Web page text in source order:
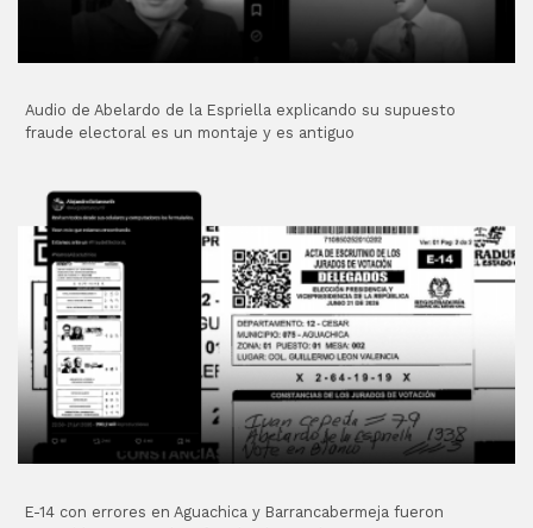
Audio de Abelardo de la Espriella explicando su supuesto
fraude electoral es un montaje y es antiguo
E-14 con errores en Aguachica y Barrancabermeja fueron